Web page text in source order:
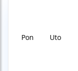
Pon Uto